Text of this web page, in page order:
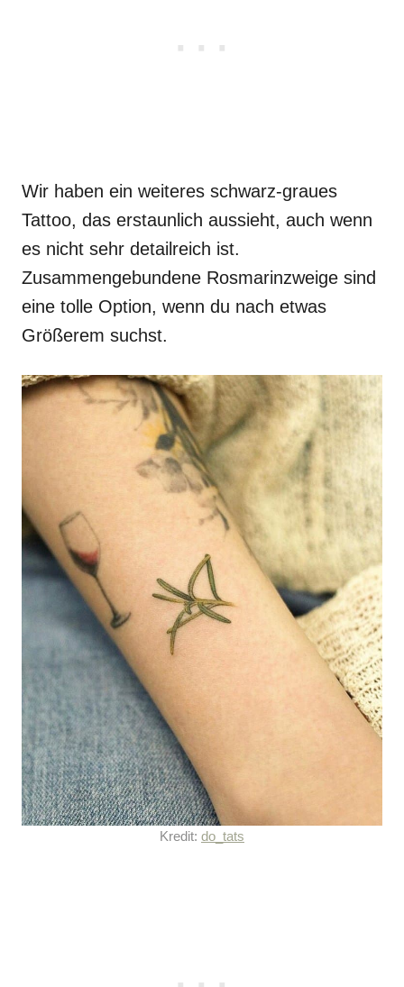
Wir haben ein weiteres schwarz-graues
Tattoo, das erstaunlich aussieht, auch wenn
es nicht sehr detailreich ist.
Zusammengebundene Rosmarinzweige sind
eine tolle Option, wenn du nach etwas
Größerem suchst.
Kredit: do_tats